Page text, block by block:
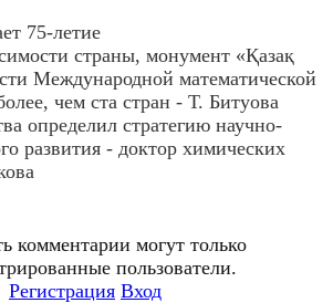
75-летие
страны, монумент «Қазақ
Международной математической
чем ста стран - Т. Битуова
определил стратегию научно-
развития - доктор химических
комментарии могут только
пользователи.
Регистрация Вход